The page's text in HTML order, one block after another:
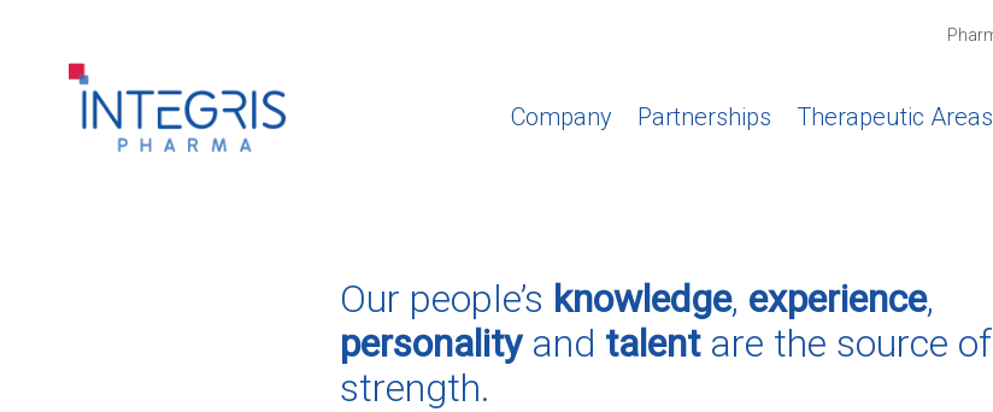
Company Partnerships Therapeutic Areas
Our people’s knowledge, experience,
personalityand talentare the source
strength.